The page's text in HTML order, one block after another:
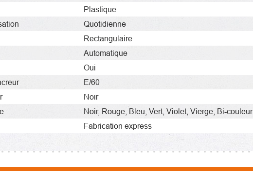
Plastique
Quotidienne
Rectangulaire
Automatique
Oui
E/60
Noir
Noir, Rouge, Bleu, Vert, Violet, Vierge, Bi-couleur
Fabrication express